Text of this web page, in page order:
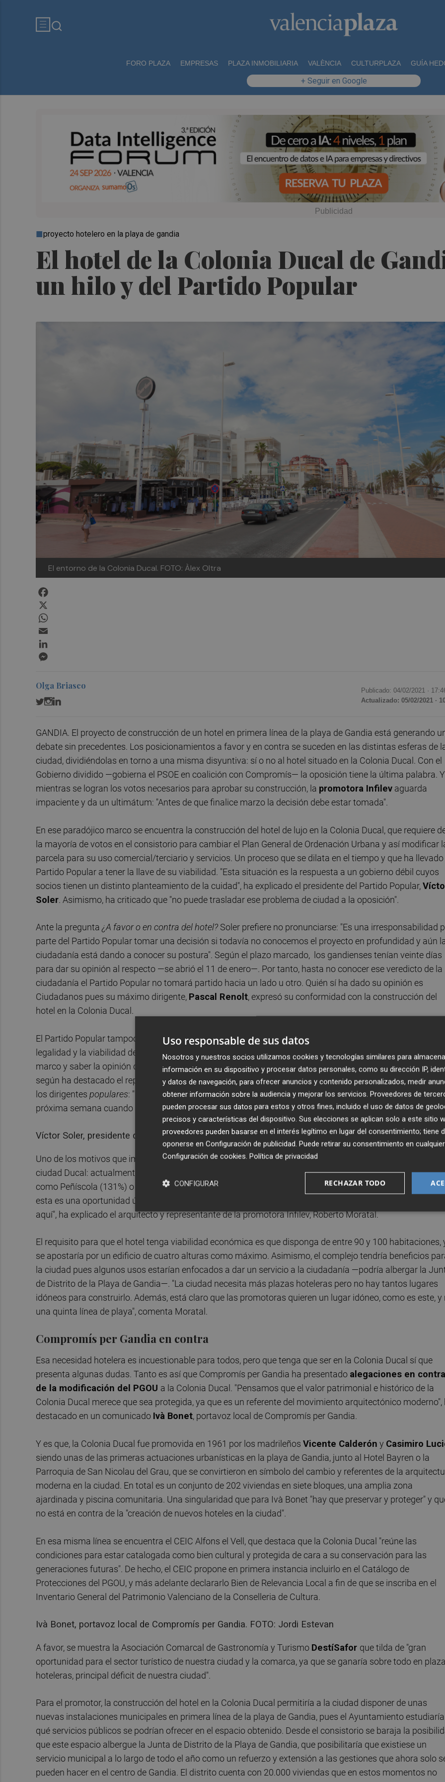
FORO PLAZA EMPRESAS PLAZA INMOBILIARIA VALÈNCIA CULTURPLAZA GUÍA
+ Seguir en Google
El hotel de la Colonia Ducal de
un hilo y del Partido Popular
proyecto hotelero en la playa de gandia
El entorno de la Colonia Ducal. FOTO: Àlex Oltra
Olga Briasco Publicado: 04/02/2021 ·
Actualizado: 05/02/2021 ·
GANDIA. El proyecto de construcción de un hotel en primera línea de la playa de Gandia está generando
debate sin precedentes. Los posicionamientos a favor y en contra se suceden en las distintas esferas de
ciudad, dividiéndolas en torno a una misma disyuntiva: sí o no al hotel situado en la Colonia Ducal. Con el
Gobierno dividido —gobierna el PSOE en coalición con Compromís— la oposición tiene la última palabra. Y
mientras se logran los votos necesarios para aprobar su construcción, la promotora Infilev aguarda
impaciente y da un ultimátum: "Antes de que finalice marzo la decisión debe estar tomada".
En ese paradójico marco se encuentra la construcción del hotel de lujo en la Colonia Ducal, que requiere
la mayoría de votos en el consistorio para cambiar el Plan General de Ordenación Urbana y así modificar
parcela para su uso comercial/terciario y servicios. Un proceso que se dilata en el tiempo y que ha llevado
Partido Popular a tener la llave de su viabilidad. "Esta situación es la respuesta a un gobierno débil cuyos
socios tienen un distinto planteamiento de la cuidad", ha explicado el presidente del Partido Popular,
Soler. Asimismo, ha criticado que "no puede trasladar ese problema de ciudad a la oposición".
Ante la pregunta ¿A favor o en contra del hotel? Soler prefiere no pronunciarse: "Es una irresponsabilidad
parte del Partido Popular tomar una decisión si todavía no conocemos el proyecto en profundidad y aún
ciudadanía está dando a conocer su postura". Según el plazo marcado, los gandienses tenían veinte días
para dar su opinión al respecto —se abrió el 11 de enero—. Por tanto, hasta no conocer ese veredicto de la
ciudadanía el Partido Popular no tomará partido hacia un lado u otro. Quién sí ha dado su opinión es
Ciudadanos pues su máximo dirigente, Pascal Renolt, expresó su conformidad con la construcción del
hotel en la Colonia Ducal.
El Partido Popular tampoco se pronunciará de no conocer el proyecto en su profundidad y valorar la
legalidad y la viabilidad del complejo hotelero. "Debemos estudiar el proyecto para conocer bien todo el
marco y saber la opinión de los técnicos", ha detallado el presidente del PP en Gandia. Un proyecto que
según ha destacado el representante de la promotora Infilev,Roberto Moratal, han intentado presentar a
los dirigentes populares: "llevamos unas semanas intentando quedar con ellos y, según parece, será la
próxima semana cuando nos podamos reunir".
Víctor Soler, presidente del Partido Popular de Gandia. FOTO: Àlex Oltra
Uno de los motivos que impulsan la construcción del hotel superior es la falta de plazas hoteleras en la
ciudad Ducal: actualmente Gandia solo ofrece un 8,38% de plazas por habitante, muy por debajo de
como Peñíscola (131%) o Benidorm (65%). "Es indudable la necesidad de más plazas hoteleras en Gandia
esta es una oportunidad única. Incluso ya teníamos el sí del grupo Senator, que estaría dispuesto a
aquí", ha explicado el arquitecto y representante de la promotora Infilev, Roberto Moratal.
El requisito para que el hotel tenga viabilidad económica es que disponga de entre 90 y 100 habitaciones,
se apostaría por un edificio de cuatro alturas como máximo. Asimismo, el complejo tendría beneficios
la ciudad pues algunos usos estarían enfocados a dar un servicio a la ciudadanía —podría albergar la
de Distrito de la Playa de Gandia—. "La ciudad necesita más plazas hoteleras pero no hay tantos lugares
idóneos para construirlo. Además, está claro que las promotoras quieren un lugar idóneo, como es este, y
una quinta línea de playa", comenta Moratal.
Compromís per Gandia en contra
Esa necesidad hotelera es incuestionable para todos, pero que tenga que ser en la Colonia Ducal sí que
presenta algunas dudas. Tanto es así que Compromís per Gandia ha presentado alegaciones en contra
de la modificación del PGOU a la Colonia Ducal. "Pensamos que el valor patrimonial e histórico de la
Colonia Ducal merece que sea protegida, ya que es un referente del movimiento arquitectónico moderno",
destacado en un comunicado Ivà Bonet, portavoz local de Compromís per Gandia.
Y es que, la Colonia Ducal fue promovida en 1961 por los madrileños Vicente Calderón y Casimiro
siendo unas de las primeras actuaciones urbanísticas en la playa de Gandia, junto al Hotel Bayren o la
Parroquia de San Nicolau del Grau, que se convirtieron en símbolo del cambio y referentes de la
moderna en la ciudad. En total es un conjunto de 202 viviendas en siete bloques, una amplia zona
ajardinada y piscina comunitaria. Una singularidad que para Ivà Bonet "hay que preservar y proteger" y
no está en contra de la "creación de nuevos hoteles en la ciudad".
En esa misma línea se encuentra el CEIC Alfons el Vell, que destaca que la Colonia Ducal "reúne las
condiciones para estar catalogada como bien cultural y protegida de cara a su conservación para las
generaciones futuras". De hecho, el CEIC propone en primera instancia incluirlo en el Catálogo de
Protecciones del PGOU, y más adelante declararlo Bien de Relevancia Local a fin de que se inscriba en el
Inventario General del Patrimonio Valenciano de la Conselleria de Cultura.
Ivà Bonet, portavoz local de Compromís per Gandia. FOTO: Jordi Estevan
A favor, se muestra la Asociación Comarcal de Gastronomía y Turismo DestíSafor que tilda de "gran
oportunidad para el sector turístico de nuestra ciudad y la comarca, ya que se ganaría sobre todo en
hoteleras, principal déficit de nuestra ciudad".
Para el promotor, la construcción del hotel en la Colonia Ducal permitiría a la ciudad disponer de unas
nuevas instalaciones municipales en primera línea de la playa de Gandia, pues el Ayuntamiento estudiaría
qué servicios públicos se podrían ofrecer en el espacio obtenido. Desde el consistorio se baraja la
que este espacio albergue la Junta de Distrito de la Playa de Gandia, que posibilitaría que existiese un
servicio municipal a lo largo de todo el año como un refuerzo y extensión a las gestiones que ahora solo
pueden hacer en el centro de Gandia. El distrito cuenta con 20.000 viviendas que en estos momentos no
Uso responsable de sus datos
Nosotros y nuestros socios utilizamos cookies y tecnologías similares para
información en su dispositivo y procesar datos personales, como su dirección IP,
y datos de navegación, para ofrecer anuncios y contenido personalizados, medir
obtener información sobre la audiencia y mejorar los servicios. Proveedores de
pueden procesar sus datos para estos y otros fines, incluido el uso de datos de
precisos y características del dispositivo. Sus elecciones se aplican solo a este sitio
proveedores pueden basarse en el interés legítimo en lugar del consentimiento; tiene
oponerse en Configuración de publicidad. Puede retirar su consentimiento en
Configuración de cookies. Política de privacidad
RECHAZAR TODO
CONFIGURAR